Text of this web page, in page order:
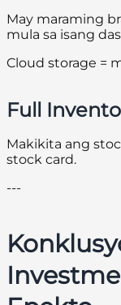
May maraming
mula sa isang
Cloud storage =
Full
Makikita ang
stock card.
---